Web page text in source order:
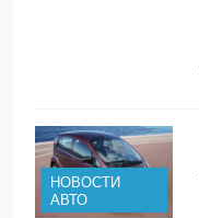
НОВОСТИ
АВТО